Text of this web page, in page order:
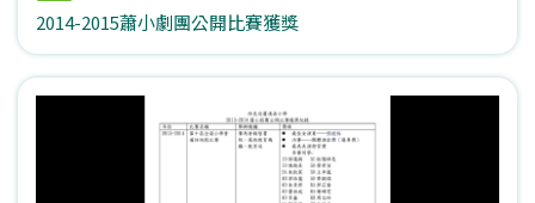
2014-2015蕭小劇團公開比賽獲獎